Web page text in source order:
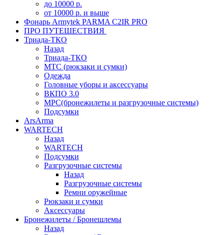
до 10000 р.
от 10000 р. и выше
Фонарь Armytek PARMA C2IR PRO
ПРО ПУТЕШЕСТВИЯ
Триада-ТКО
Назад
Триада-ТКО
МТС (рюкзаки и сумки)
Одежда
Головные уборы и аксессуары
ВКПО 3.0
МРС(бронежилеты и разгрузочные системы)
Подсумки
ArsArma
WARTECH
Назад
WARTECH
Подсумки
Разгрузочные системы
Назад
Разгрузочные системы
Ремни оружейные
Рюкзаки и сумки
Аксессуары
Бронежилеты / Бронешлемы
Назад